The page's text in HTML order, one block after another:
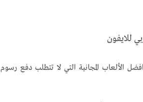
للايفون
الألعاب المجانية التي لا تتطلب دفع رسوم